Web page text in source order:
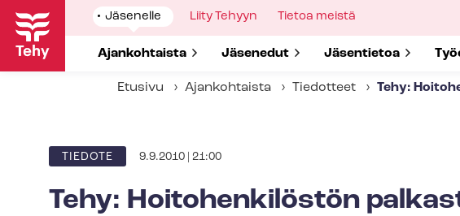
Hyppää
pääsisältöön
Show
submenu
Jäsenelle
Show submenu for
Ajankohtaista Show submenu for
Jäsenedut Show submenu for
Jäsentietoa
Show
Liity Tehyyn
Show
Tietoa meistä
Etusivu Ajankohtaista Tiedotteet Tehy:
ARTIKKELIN
TIEDOTE 9.9.2010 | 21:00
Tehy: Hoitohenkilöstön